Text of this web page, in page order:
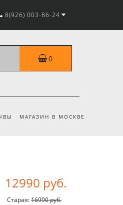
8(926) 003-86-24
0
МАГАЗИН В МОСКВЕ
12990 руб.
Старая:16990 руб.